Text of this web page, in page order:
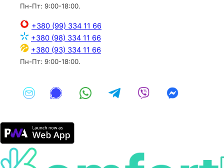
Пн-Пт: 9:00-18:00.
+380 (99) 334 11 66
+380 (98) 334 11 66
+380 (93) 334 11 66
Пн-Пт: 9:00-18:00.